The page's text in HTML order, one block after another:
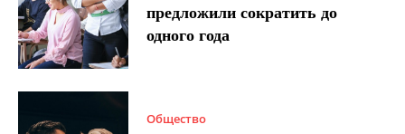
предложили сократить до
одного года
Общество